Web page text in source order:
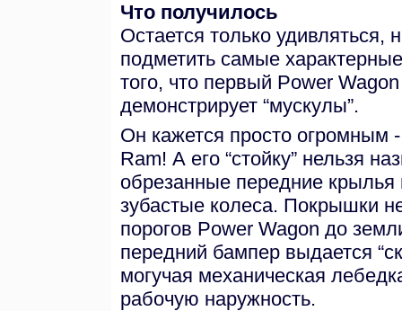
Что получилось
Остается только удивляться,
подметить самые
того, что первый Power
демонстрирует “мускулы”.
Он кажется просто огромным
Ram! А его “стойку” нельзя
обрезанные передние
зубастые колеса. Покрышки
порогов Power Wagon до
передний бампер выдается
могучая механическая
рабочую наружность.